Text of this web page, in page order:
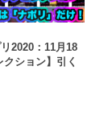
2020：11月18
クション】引く